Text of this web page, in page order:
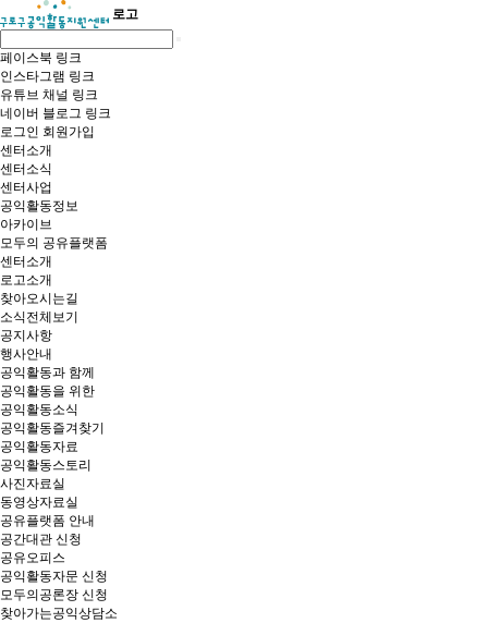
로고
페이스북 링크
인스타그램 링크
유튜브 채널 링크
네이버 블로그 링크
로그인 회원가입
센터소개
센터소식
센터사업
공익활동정보
아카이브
모두의 공유플랫폼
센터소개
로고소개
찾아오시는길
소식전체보기
공지사항
행사안내
공익활동과 함께
공익활동을 위한
공익활동소식
공익활동즐겨찾기
공익활동자료
공익활동스토리
사진자료실
동영상자료실
공유플랫폼 안내
공간대관 신청
공유오피스
공익활동자문 신청
모두의공론장 신청
찾아가는공익상담소